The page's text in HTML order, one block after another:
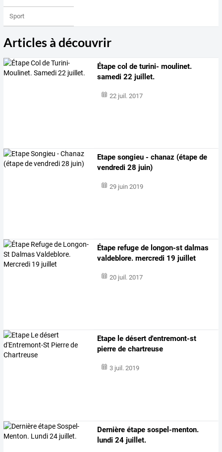
Sport
Articles à découvrir
Étape col de turini- moulinet.
samedi 22 juillet.
22 juil. 2017
Etape songieu - chanaz (étape de
vendredi 28 juin)
29 juin 2019
Étape refuge de longon-st dalmas
valdeblore. mercredi 19 juillet
20 juil. 2017
Etape le désert d'entremont-st
pierre de chartreuse
3 juil. 2019
Dernière étape sospel-menton.
lundi 24 juillet.